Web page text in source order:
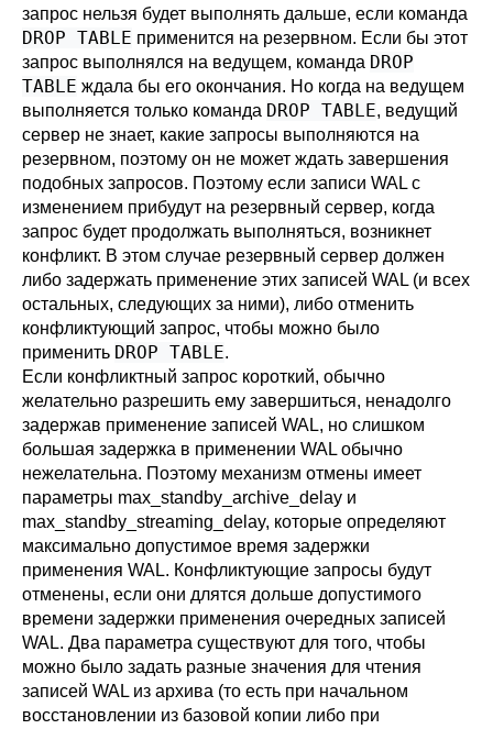
запрос нельзя будет выполнять дальше, если команда
DROP TABLE применится на резервном. Если бы этот
запрос выполнялся на ведущем, команда DROP
TABLE ждала бы его окончания. Но когда на ведущем
выполняется только команда DROP TABLE, ведущий
сервер не знает, какие запросы выполняются на
резервном, поэтому он не может ждать завершения
подобных запросов. Поэтому если записи WAL с
изменением прибудут на резервный сервер, когда
запрос будет продолжать выполняться, возникнет
конфликт. В этом случае резервный сервер должен
либо задержать применение этих записей WAL (и всех
остальных, следующих за ними), либо отменить
конфликтующий запрос, чтобы можно было
применить DROP TABLE.
Если конфликтный запрос короткий, обычно
желательно разрешить ему завершиться, ненадолго
задержав применение записей WAL, но слишком
большая задержка в применении WAL обычно
нежелательна. Поэтому механизм отмены имеет
параметры max_standby_archive_delay и
max_standby_streaming_delay, которые определяют
максимально допустимое время задержки
применения WAL. Конфликтующие запросы будут
отменены, если они длятся дольше допустимого
времени задержки применения очередных записей
WAL. Два параметра существуют для того, чтобы
можно было задать разные значения для чтения
записей WAL из архива (то есть при начальном
восстановлении из базовой копии либо при